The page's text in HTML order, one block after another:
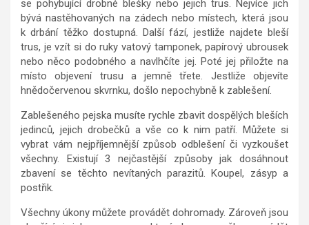
se pohybující drobné blešky nebo jejich trus. Nejvíce jich
bývá nastěhovaných na zádech nebo místech, která jsou
k drbání těžko dostupná. Další fází, jestliže najdete bleší
trus, je vzít si do ruky vatový tamponek, papírový ubrousek
nebo něco podobného a navlhčíte jej. Poté jej přiložte na
místo objevení trusu a jemně třete. Jestliže objevíte
hnědočervenou skvrnku, došlo nepochybně k zablešení.
Zablešeného pejska musíte rychle zbavit dospělých bleších
jedinců, jejich drobečků a vše co k nim patří. Můžete si
vybrat vám nejpříjemnější způsob odblešení či vyzkoušet
všechny. Existují 3 nejčastější způsoby jak dosáhnout
zbavení se těchto nevítaných parazitů. Koupel, zásyp a
postřik.
Všechny úkony můžete provádět dohromady. Zároveň jsou